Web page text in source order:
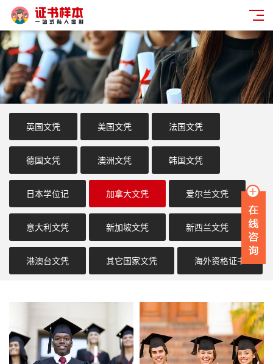
英国文凭 美国文凭 法国文凭
德国文凭 澳洲文凭 韩国文凭
日本学位记 加拿大文凭 爱尔兰文凭
意大利文凭 新加坡文凭 新西兰文凭
港澳台文凭 其它国家文凭 海外资格证书